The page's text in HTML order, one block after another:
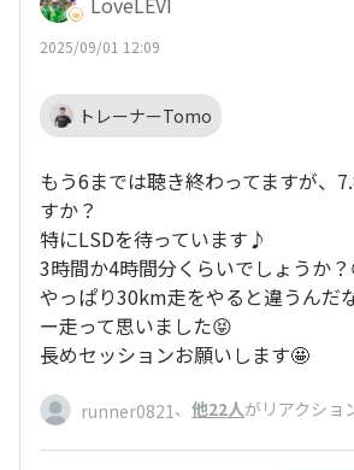
2025/09/01 12:09
トレーナーTomo
もう6までは聴き終わってますが、
すか？
特にLSDを待っています♪
3時間か4時間分くらいでしょうか
やっぱり30km走をやると違うんだ
ー走って思いました😝
長めセッションお願いします🤩
runner0821 、 他22人がリアクショ